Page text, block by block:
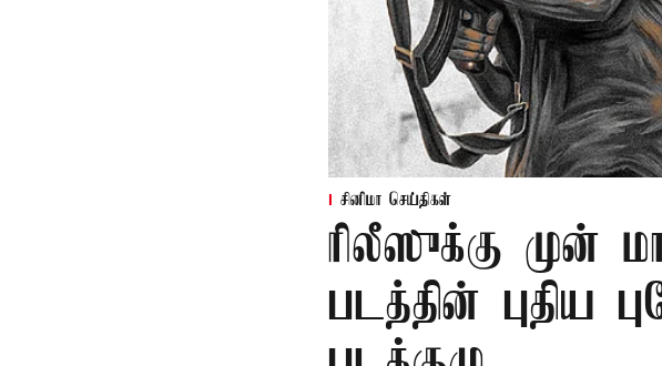
சினிமா செய்திகள்
ரிலீஸுக்கு முன்
படத்தின் புதிய